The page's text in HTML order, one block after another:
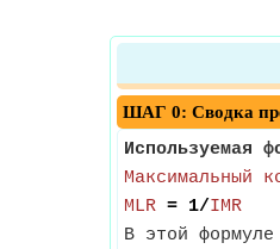
ШАГ 0: Сводка
Используемая
Максимальный
MLR = 1/IMR
В этой формуле